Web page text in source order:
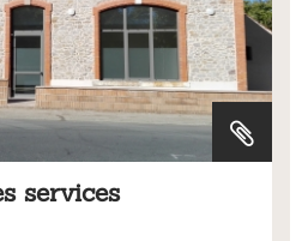
services